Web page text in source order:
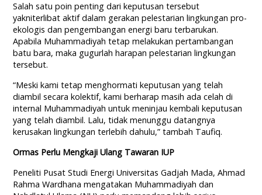
Salah satu poin penting dari keputusan tersebut
yakniterlibat aktif dalam gerakan pelestarian lingkungan pro-
ekologis dan pengembangan energi baru terbarukan.
Apabila Muhammadiyah tetap melakukan pertambangan
batu bara, maka gugurlah harapan pelestarian lingkungan
tersebut.
“Meski kami tetap menghormati keputusan yang telah
diambil secara kolektif, kami berharap masih ada celah di
internal Muhammadiyah untuk meninjau kembali keputusan
yang telah diambil. Lalu, tidak menunggu datangnya
kerusakan lingkungan terlebih dahulu,” tambah Taufiq.
Ormas Perlu Mengkaji Ulang Tawaran IUP
Peneliti Pusat Studi Energi Universitas Gadjah Mada, Ahmad
Rahma Wardhana mengatakan Muhammadiyah dan